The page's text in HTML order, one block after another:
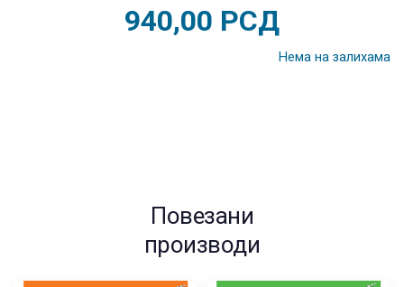
940,00 РСД
Нема на залихама
Повезани
производи